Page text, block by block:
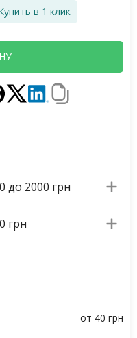
в 1 клик
до 2000 грн
грн
от 40 грн